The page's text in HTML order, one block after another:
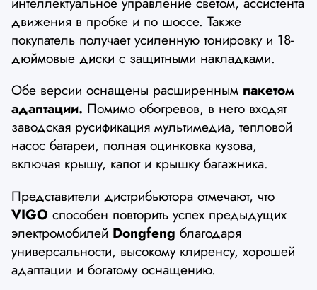
движения в пробке и по шоссе. Также
покупатель получает усиленную тонировку и 18-
дюймовые диски с защитными накладками.
Обе версии оснащены расширенным пакетом
адаптации. Помимо обогревов, в него входят
заводская русификация мультимедиа, тепловой
насос батареи, полная оцинковка кузова,
включая крышу, капот и крышку багажника.
Представители дистрибьютора отмечают, что
VIGO способен повторить успех предыдущих
электромобилей Dongfeng благодаря
универсальности, высокому клиренсу, хорошей
адаптации и богатому оснащению.